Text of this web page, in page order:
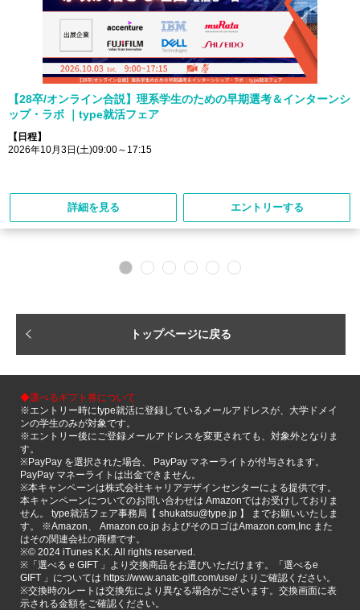
【28卒/オンライン合説】理系学生のための早期選考＆インターンシ
ップ・ラボ ｜type就活フェア
【日程】
2026年10月3日(土)09:00～17:15
詳細を見る エントリーする
トップページに戻る
◆選べるギフト券について
※エントリー時にtype就活に登録しているメールアドレスが、大学ドメイ
ンの学生のみが対象です。
※エントリー後にご登録メールアドレスを変更されても、対象外となりま
す。
※PayPay を選択された場合、 PayPay マネーライトが付与されます。
PayPay マネーライトは出金できません。
※本キャンペーンは株式会社キャリアデザインセンターによる提供です。
本キャンペーンについてのお問い合わせは Amazonではお受けしておりま
せん。 type就活フェア事務局【 shukatsu@type.jp 】 までお願いいたしま
す。 ※Amazon、 Amazon.co.jp およびそのロゴはAmazon.com,Inc また
はその関連会社の商標です。
※©️ 2024 iTunes K.K. All rights reserved.
※「選べる e GIFT 」より交換商品をお選びいただけます。「選べるe
GIFT 」については https://www.anatc-gift.com/use/ よりご確認ください。
※交換時のレートは交換先により異なる場合がございます。交換画面に表
示される金額をご確認ください。